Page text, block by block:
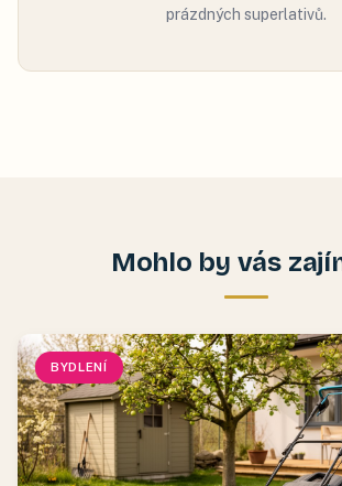
prázdných superlativů.
Mohlo by vás
BYDLENÍ